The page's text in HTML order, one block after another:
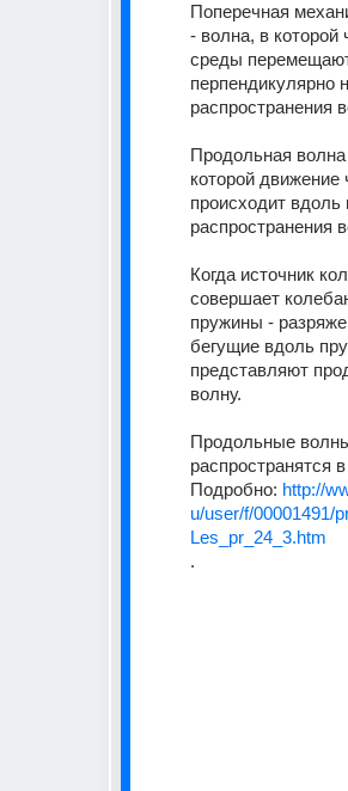
Поперечная
- волна, в которой
среды
перпендикулярно
распространения
Продольная
которой
происходит вдоль
распространения
Когда источник
совершает
пружины -
бегущие вдоль
представляют
волну.
Продольные
распространятся
Подробно: http://
u/user/f/00001491/
Les_pr_24_3.htm
.